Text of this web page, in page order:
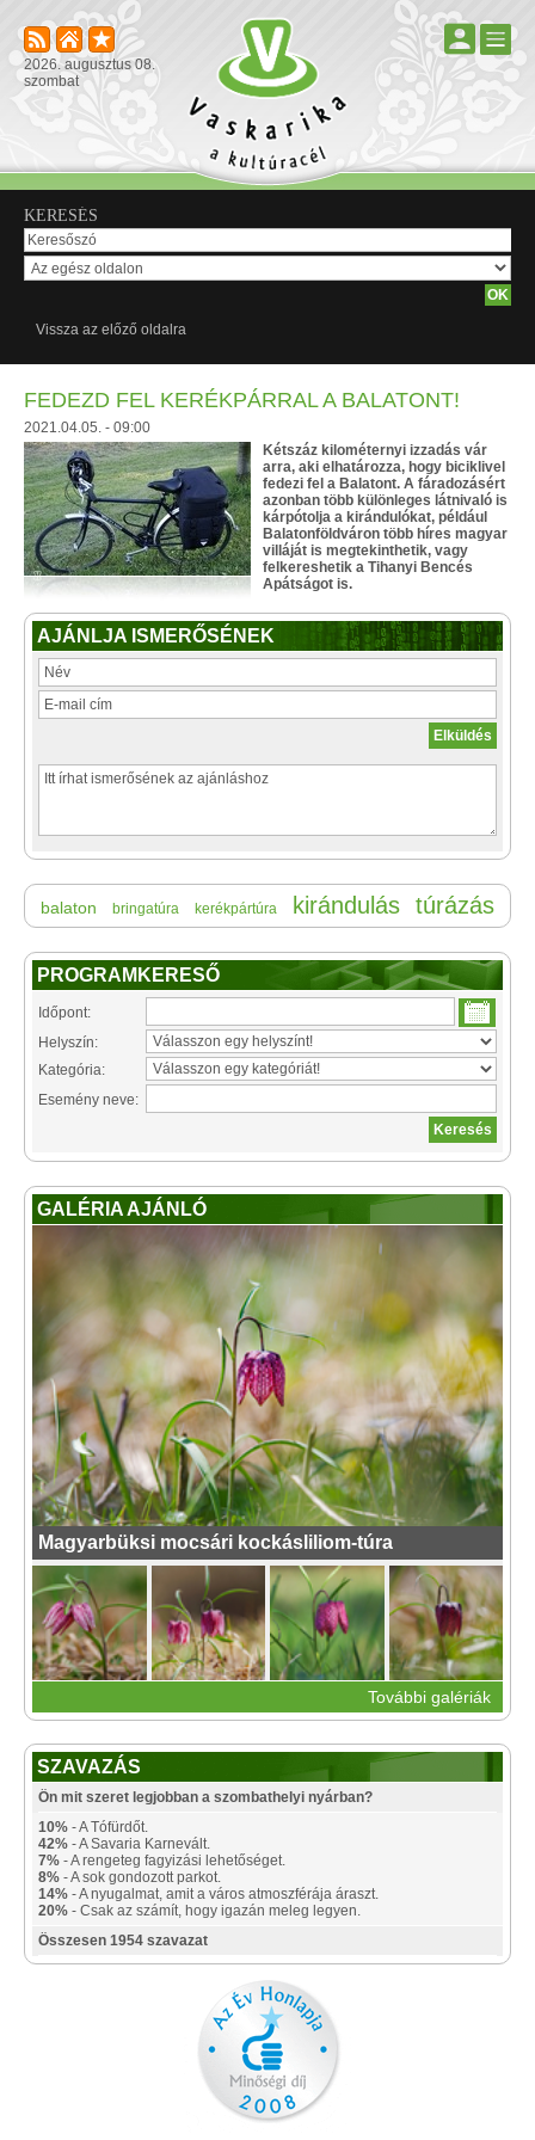
2026. augusztus 08.
szombat
KERESÉS
Vissza az előző oldalra
FEDEZD FEL KERÉKPÁRRAL A BALATONT!
2021.04.05. - 09:00
Kétszáz kilométernyi izzadás vár
arra, aki elhatározza, hogy biciklivel
fedezi fel a Balatont. A fáradozásért
azonban több különleges látnivaló is
kárpótolja a kirándulókat, például
Balatonföldváron több híres magyar
villáját is megtekinthetik, vagy
felkereshetik a Tihanyi Bencés
Apátságot is.
AJÁNLJA ISMERŐSÉNEK
balaton bringatúra kerékpártúra kirándulás túrázás
PROGRAMKERESŐ
Időpont:
Helyszín:
Kategória:
Esemény neve:
GALÉRIA AJÁNLÓ
Magyarbüksi mocsári kockásliliom-túra
További galériák
SZAVAZÁS
Ön mit szeret legjobban a szombathelyi nyárban?
10% - A Tófürdőt.
42% - A Savaria Karnevált.
7% - A rengeteg fagyizási lehetőséget.
8% - A sok gondozott parkot.
14% - A nyugalmat, amit a város atmoszférája áraszt.
20% - Csak az számít, hogy igazán meleg legyen.
Összesen 1954 szavazat